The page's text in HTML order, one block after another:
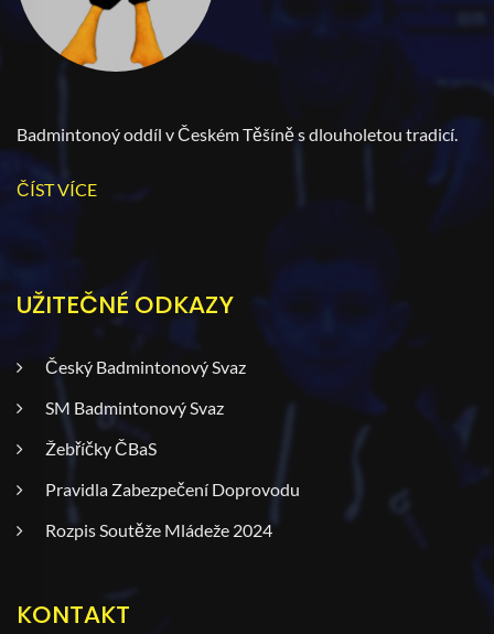
Badmintonoý oddíl v Českém Těšíně s dlouholetou tradicí.
ČÍST VÍCE
UŽITEČNÉ ODKAZY
Český Badmintonový Svaz
SM Badmintonový Svaz
Žebříčky ČBaS
Pravidla Zabezpečení Doprovodu
Rozpis Soutěže Mládeže 2024
KONTAKT